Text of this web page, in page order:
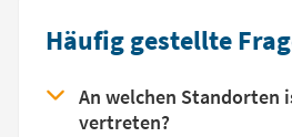
Häufig gestellte
An welchen Standorten
vertreten?